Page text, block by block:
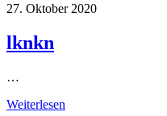
27. Oktober 2020
lknkn
…
Weiterlesen